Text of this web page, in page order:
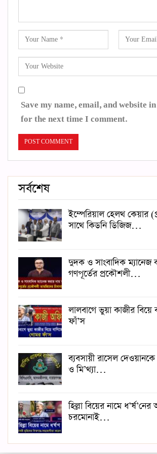
Save my name, email, and website
for the next time I comment.
সর্বশেষ
ইম্পেরিয়াল হেলথ কেয়ার
সাথে কিডনি ডিজিজ…
দুদক ও সাংবাদিক ম্যানেজ
গণপূর্তের প্রকৌশলী…
লালবাগে ভুয়া কাজীর বিয়ে
ফাঁ’স
ব্যবসায়ী রাসেল দেওয়ানকে
ও মি’থ্যা…
হিল্লা বিয়ের নামে
চরমোনাই…